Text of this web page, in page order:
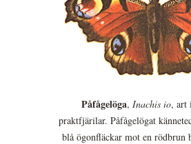
Påfågelöga, Inachis io, art
praktfjärilar. Påfågelögat
blå ögonfläckar mot en rödbrun